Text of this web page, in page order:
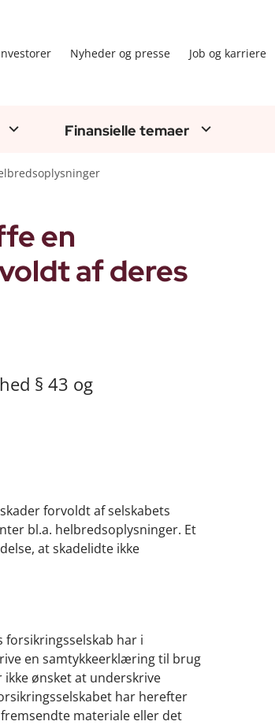
Nyheder og presse Job og karriere
Finansielle temaer
en
af deres
§ 43 og
forvoldt af selskabets
bl.a. helbredsoplysninger. Et
at skadelidte ikke
forsikringsselskab har i
en samtykkeerklæring til brug
ønsket at underskrive
har herefter
materiale eller det